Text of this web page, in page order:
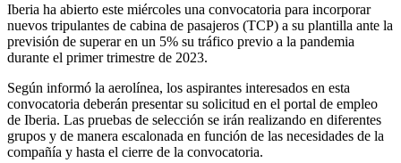
Iberia ha abierto este miércoles una convocatoria para incorporar
nuevos tripulantes de cabina de pasajeros (TCP) a su plantilla ante la
previsión de superar en un 5% su tráfico previo a la pandemia
durante el primer trimestre de 2023.
Según informó la aerolínea, los aspirantes interesados en esta
convocatoria deberán presentar su solicitud en el portal de empleo
de Iberia. Las pruebas de selección se irán realizando en diferentes
grupos y de manera escalonada en función de las necesidades de la
compañía y hasta el cierre de la convocatoria.